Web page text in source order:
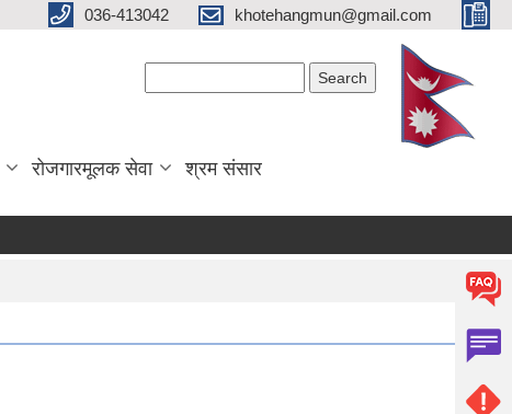
036-413042 khotehangmun@gmail.com
रोजगारमूलक सेवा श्रम संसार